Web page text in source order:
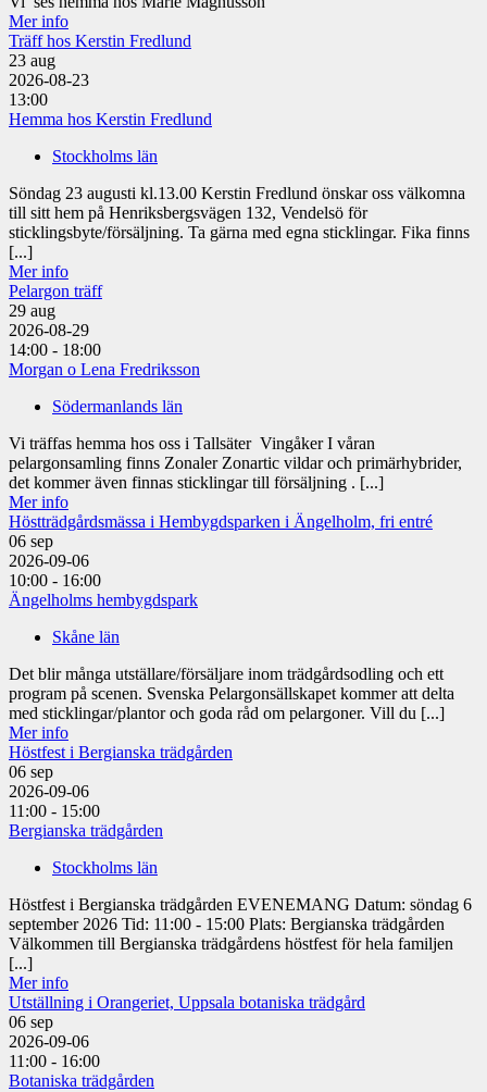
Mer info
Träff hos Kerstin Fredlund
23 aug
2026-08-23
13:00
Hemma hos Kerstin Fredlund
Stockholms län
Söndag 23 augusti kl.13.00 Kerstin Fredlund önskar oss välkomna
till sitt hem på Henriksbergsvägen 132, Vendelsö för
sticklingsbyte/försäljning. Ta gärna med egna sticklingar. Fika finns
[...]
Mer info
Pelargon träff
29 aug
2026-08-29
14:00 - 18:00
Morgan o Lena Fredriksson
Södermanlands län
Vi träffas hemma hos oss i Tallsäter Vingåker I våran
pelargonsamling finns Zonaler Zonartic vildar och primärhybrider,
det kommer även finnas sticklingar till försäljning . [...]
Mer info
Höstträdgårdsmässa i Hembygdsparken i Ängelholm, fri entré
06 sep
2026-09-06
10:00 - 16:00
Ängelholms hembygdspark
Skåne län
Det blir många utställare/försäljare inom trädgårdsodling och ett
program på scenen. Svenska Pelargonsällskapet kommer att delta
med sticklingar/plantor och goda råd om pelargoner. Vill du [...]
Mer info
Höstfest i Bergianska trädgården
06 sep
2026-09-06
11:00 - 15:00
Bergianska trädgården
Stockholms län
Höstfest i Bergianska trädgården EVENEMANG Datum: söndag 6
september 2026 Tid: 11:00 - 15:00 Plats: Bergianska trädgården
Välkommen till Bergianska trädgårdens höstfest för hela familjen
[...]
Mer info
Utställning i Orangeriet, Uppsala botaniska trädgård
06 sep
2026-09-06
11:00 - 16:00
Botaniska trädgården